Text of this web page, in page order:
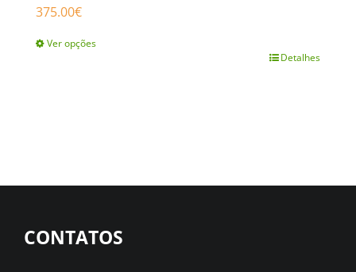
375.00€
Ver opções
The
may
Detalhes
CONTATOS